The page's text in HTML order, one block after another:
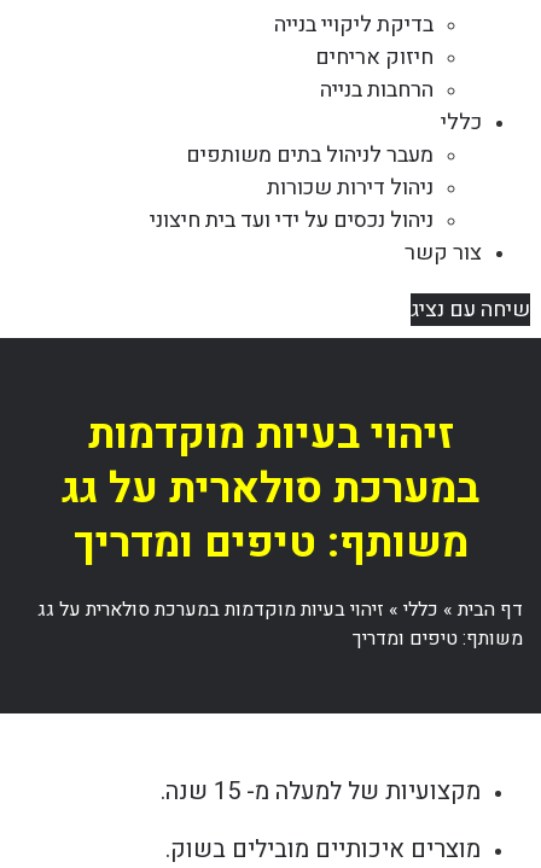
בדיקת ליקויי בנייה
חיזוק אריחים
הרחבות בנייה
כללי
מעבר לניהול בתים משותפים
ניהול דירות שכורות
ניהול נכסים על ידי ועד בית חיצוני
צור קשר
שיחה עם נציג
זיהוי בעיות מוקדמות
במערכת סולארית על גג
משותף: טיפים ומדריך
דף הבית» כללי» זיהוי בעיות מוקדמות במערכת סולארית על גג
משותף: טיפים ומדריך
מקצועיות של למעלה מ- 15 שנה.
מוצרים איכותיים מובילים בשוק.